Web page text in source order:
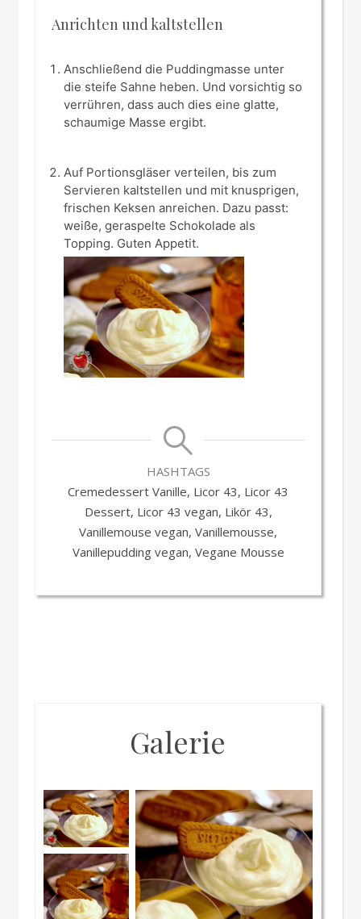
Anrichten und kaltstellen
Anschließend die Puddingmasse unter
die steife Sahne heben. Und vorsichtig so
verrühren, dass auch dies eine glatte,
schaumige Masse ergibt.
Auf Portionsgläser verteilen, bis zum
Servieren kaltstellen und mit knusprigen,
frischen Keksen anreichen. Dazu passt:
weiße, geraspelte Schokolade als
Topping. Guten Appetit.
HASHTAGS
Cremedessert Vanille, Licor 43, Licor 43
Dessert, Licor 43 vegan, Likör 43,
Vanillemouse vegan, Vanillemousse,
Vanillepudding vegan, Vegane Mousse